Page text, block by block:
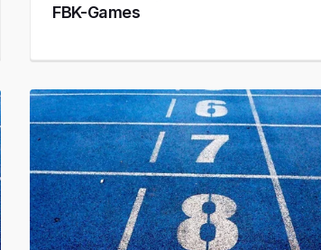
FBK-Games